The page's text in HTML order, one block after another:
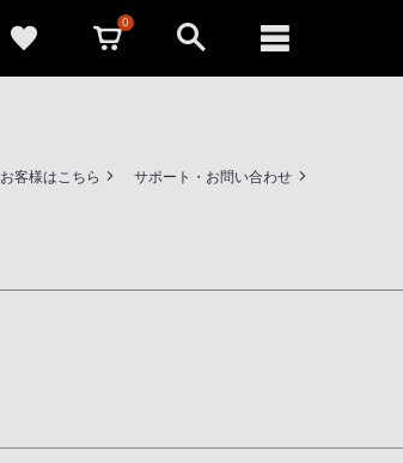
0
客様はこちら サポート・お問い合わせ